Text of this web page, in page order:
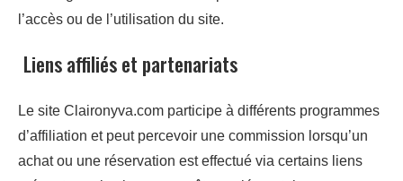
l’accès ou de l’utilisation du site.
Liens affiliés et partenariats
Le site Claironyva.com participe à différents programmes
d’affiliation et peut percevoir une commission lorsqu’un
achat ou une réservation est effectué via certains liens